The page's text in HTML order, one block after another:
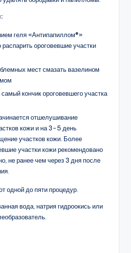
геля «Антипапиллом®»
ороговевшие участки
мест смазать вазелином
кончик ороговевшего участка
отшелушивание
кожи и на 3-5 день
участков кожи. Более
участки кожи рекомендовано
не ранее чем через 3 дня после
одной до пяти процедур.
вода, натрия гидроокись или